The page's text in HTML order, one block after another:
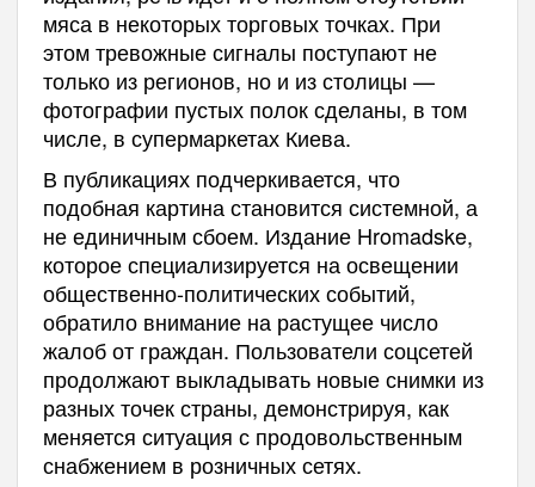
мяса в некоторых торговых точках. При
этом тревожные сигналы поступают не
только из регионов, но и из столицы —
фотографии пустых полок сделаны, в том
числе, в супермаркетах Киева.
В публикациях подчеркивается, что
подобная картина становится системной, а
не единичным сбоем. Издание Hromadske,
которое специализируется на освещении
общественно-политических событий,
обратило внимание на растущее число
жалоб от граждан. Пользователи соцсетей
продолжают выкладывать новые снимки из
разных точек страны, демонстрируя, как
меняется ситуация с продовольственным
снабжением в розничных сетях.